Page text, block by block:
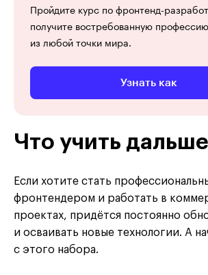
Пройдите курс по фронтенд-
получите востребованную
из любой точки мира.
Узнать как
Что учить дальше
Если хотите стать
фронтендером и работать в
проектах, придётся постоянно
и осваивать новые технологии. А
с этого набора.